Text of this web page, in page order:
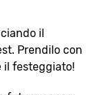
il
Prendilo con
il festeggiato!